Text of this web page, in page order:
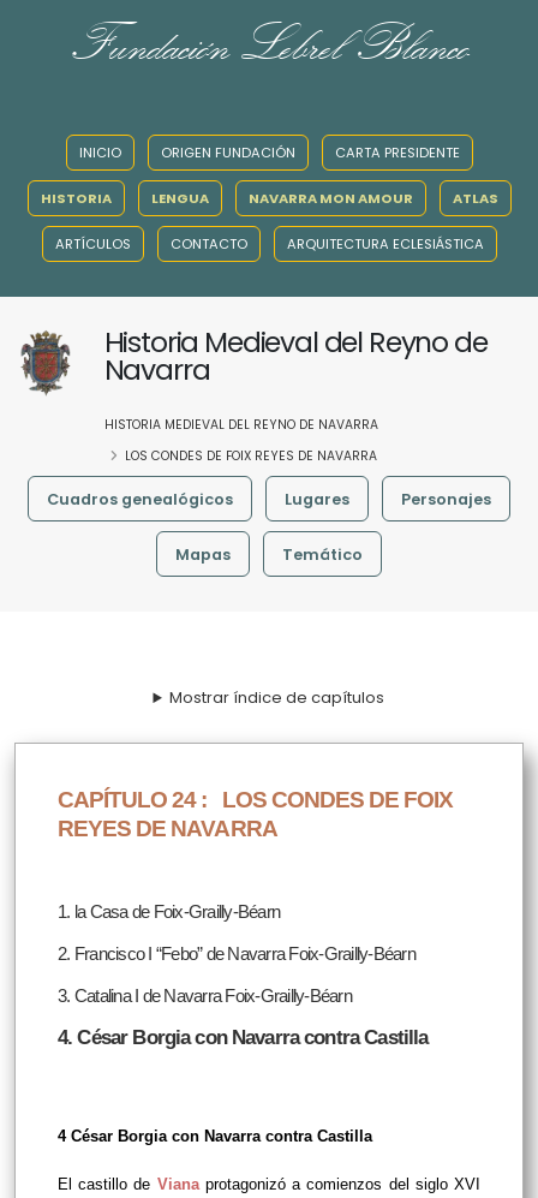
Fundación Lebrel Blanco
INICIO ORIGEN FUNDACIÓN CARTA PRESIDENTE
HISTORIA LENGUA NAVARRA MON AMOUR ATLAS
ARTÍCULOS CONTACTO ARQUITECTURA ECLESIÁSTICA
Historia Medieval del Reyno de
Navarra
HISTORIA MEDIEVAL DEL REYNO DE NAVARRA
LOS CONDES DE FOIX REYES DE NAVARRA
Cuadros genealógicos Lugares Personajes
Mapas Temático
Mostrar índice de capítulos
CAPÍTULO 24 : LOS CONDES DE FOIX
REYES DE NAVARRA
1. la Casa de Foix-Grailly-Béarn
2. Francisco I “Febo” de Navarra Foix-Grailly-Béarn
3. Catalina I de Navarra Foix-Grailly-Béarn
4. César Borgia con Navarra contra Castilla
4 César Borgia con Navarra contra Castilla
El castillo de Viana protagonizó a comienzos del siglo XVI